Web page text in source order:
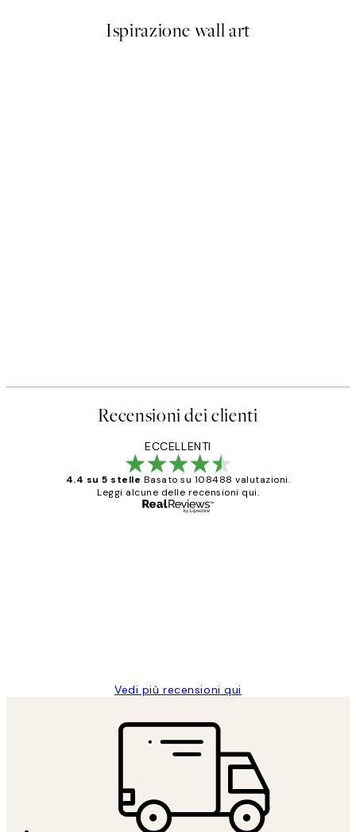
Ispirazione wall art
Recensioni dei clienti
ECCELLENTI
4.4 su 5 stelle Basato su 108488 valutazioni.
Leggi alcune delle recensioni qui.
Vedi più recensioni qui